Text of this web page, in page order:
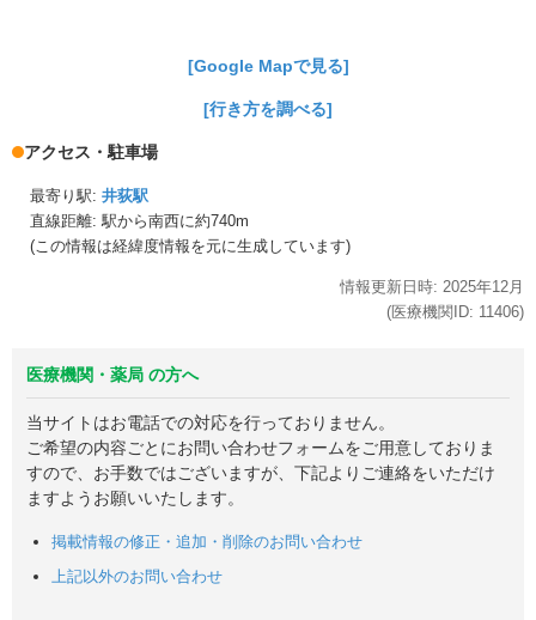
[Google Mapで見る]
[行き方を調べる]
アクセス・駐車場
最寄り駅: 井荻駅
直線距離: 駅から南西に約740m
(この情報は経緯度情報を元に生成しています)
情報更新日時: 2025年12月
(医療機関ID: 11406)
医療機関・薬局 の方へ
当サイトはお電話での対応を行っておりません。
ご希望の内容ごとにお問い合わせフォームをご用意しておりま
すので、お手数ではございますが、下記よりご連絡をいただけ
ますようお願いいたします。
掲載情報の修正・追加・削除のお問い合わせ
上記以外のお問い合わせ